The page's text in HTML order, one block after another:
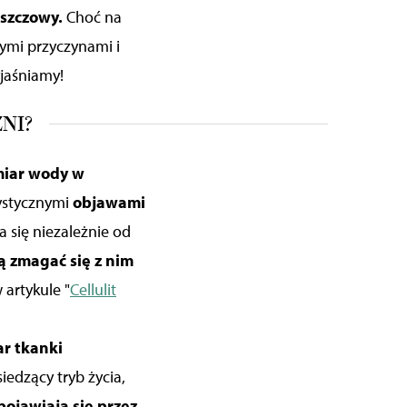
Choć na
przyczynami i
wody w
objawami
się niezależnie od
zmagać się z nim
artykule "Cellulit
tkanki
tryb życia,